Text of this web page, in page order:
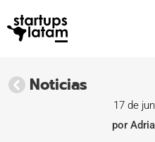
Noticias
17 de
por